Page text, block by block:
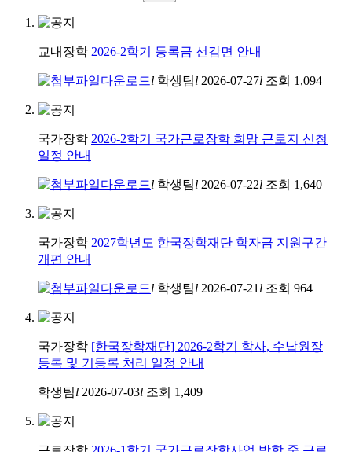
교내장학 2026-2학기 등록금 선감면 안내
l 학생팀l 2026-07-27l 조회 1,094
국가장학 2026-2학기 국가근로장학 희망 근로지 신청
일정 안내
l 학생팀l 2026-07-22l 조회 1,640
국가장학 2027학년도 한국장학재단 학자금 지원구간
개편 안내
l 학생팀l 2026-07-21 l 조회 964
국가장학 [한국장학재단] 2026-2학기 학사, 수납원장
등록 및 기등록 처리 일정 안내
학생팀l 2026-07-03l 조회 1,409